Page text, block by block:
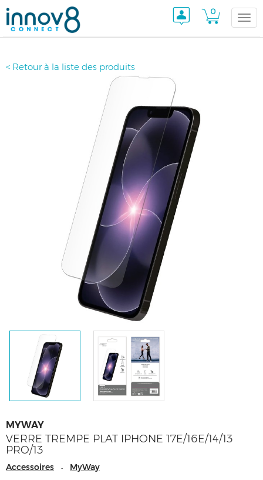
0
< Retour à la liste des produits
MYWAY
VERRE TREMPE PLAT IPHONE 17E/16E/14/13
PRO/13
Accessoires - MyWay